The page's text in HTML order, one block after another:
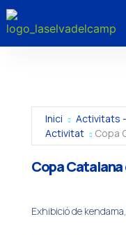
Inici
Activitats
Activitat
Copa
Copa Catalana
Exhibició de